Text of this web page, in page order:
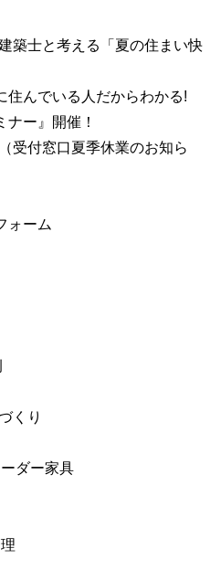
築士と考える「夏の住まい快
んでいる人だからわかる!
ナー』開催！
受付窓口夏季休業のお知ら
ォーム
くり
ダー家具